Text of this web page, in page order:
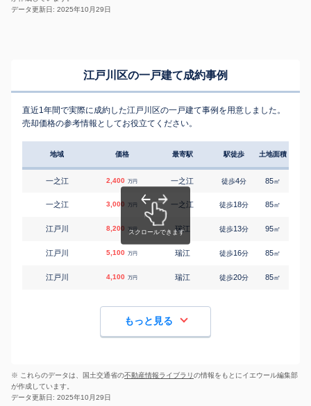
データ更新日: 2025年10月29日
江戸川区の一戸建て成約事例
直近1年間で実際に成約した江戸川区の一戸建て事例を用意しました。
売却価格の参考情報としてお役立てください。
地域 価格 最寄駅 駅徒歩 土地面積
一之江 2,400 万円 一之江 徒歩4分 85㎡
一之江 3,000 万円 一之江 徒歩18分 85㎡
江戸川 8,200 万円 瑞江 徒歩13分 95㎡
江戸川 5,100 万円 瑞江 徒歩16分 85㎡
江戸川 4,100 万円 瑞江 徒歩20分 85㎡
もっと見る
※ これらのデータは、国土交通省の不動産情報ライブラリの情報をもとにイエウール編集部
が作成しています。
データ更新日: 2025年10月29日